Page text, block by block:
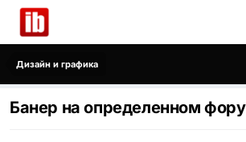
Дизайн и графика
Банер на определенном